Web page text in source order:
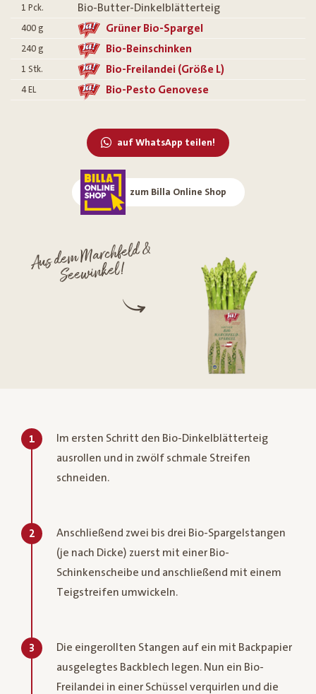
1 Pck. Bio-Butter-Dinkelblätterteig
400 g Grüner Bio-Spargel
240 g Bio-Beinschinken
1 Stk. Bio-Freilandei (Größe L)
4 EL Bio-Pesto Genovese
auf WhatsApp teilen!
zum Billa Online Shop
Aus dem
Marchfeld &
Seewinkel!
1
Im ersten Schritt den Bio-Dinkelblätterteig
ausrollen und in zwölf schmale Streifen
schneiden.
2
Anschließend zwei bis drei Bio-Spargelstangen
(je nach Dicke) zuerst mit einer Bio-
Schinkenscheibe und anschließend mit einem
Teigstreifen umwickeln.
3
Die eingerollten Stangen auf ein mit Backpapier
ausgelegtes Backblech legen. Nun ein Bio-
Freilandei in einer Schüssel verquirlen und die